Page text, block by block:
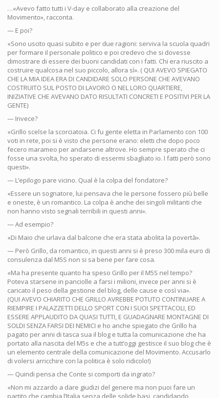
…«Avevo fatto tutti i V-day e collaborato alla creazione del
Movimento», racconta.
— E poi?
«Sono uscito quasi subito e per due ragioni: serviva la scuola quadri
per formare il personale politico e poi credevo che si dovesse
dimostrare di essere dei buoni candidati con i fatti. Chi era riuscito a
costruire qualcosa nel suo piccolo, allora sì». ( QUI AVEVO SPIEGATO
CHE LA MIA IDEA ERA DI CANDIDARE SOLO PERSONE CHE AVEVANO
COSTRUITO SUL POSTO DI LAVORO O NEL LORO QUARTIERE,
INIZIATIVE CHE AVEVANO DATO RISULTATI CONCRETI E POSITIVI PER LA
GENTE)
— Invece?
«Grillo scelse la scorciatoia. Ci fu gente eletta in Parlamento con 100
voti in rete, poi si è visto che persone erano: eletti che dopo poco
fecero marameo per andarsene altrove. Ho sempre sperato che ci
fosse una svolta, ho sperato di essermi sbagliato io. I fatti però sono
questi».
— L’epilogo pare vicino. Qual è la colpa del fondatore?
«Essere un sognatore, lui pensava che le persone fossero più belle
e oneste, è un romantico. La colpa è anche dei singoli militanti che
non hanno visto segnali terribili in questi anni».
— Ad esempio?
«Di Maio che urlava dal balcone che era stata abolita la povertà».
— Però Grillo, da romantico, in questi anni si è preso 300 mila euro di
consulenza dal M5S non si sa bene per fare cosa.
«Ma ha presente quanto ha speso Grillo per il M5S nel tempo?
Poteva starsene in panciolle a farsi i milioni, invece per anni si è
caricato il peso della gestione del blog, delle cause e così via».
(QUI AVEVO CHIARITO CHE GRILLO AVREBBE POTUTO CONTINUARE A
RIEMPIRE I PALAZZETTI DELLO SPORT CON I SUOI SPETTACOLI, ED
ESSERE APPLAUDITO DA QUASI TUTTI, E GUADAGNARE MONTAGNE DI
SOLDI SENZA FARSI DEI NEMICI e ho anche spiegato che Grillo ha
pagato per anni di tasca sua il blog e tutta la comunicazione che ha
portato alla nascita del M5s e che a tutt’oggi gestisce il suo blog che è
un elemento centrale della comunicazione del Movimento. Accusarlo
di volersi arricchire con la politica è solo ridicolo!)
— Quindi pensa che Conte si comporti da ingrato?
«Non mi azzardo a dare giudizi del genere ma non puoi fare un
partito che cambia l’Italia senza delle solide basi, candidando